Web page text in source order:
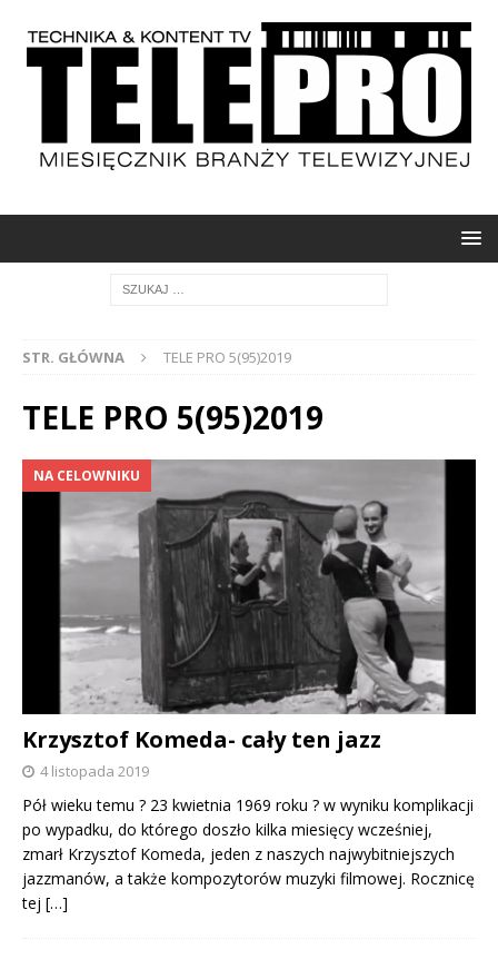
STR. GŁÓWNA TELE PRO 5(95)2019
TELE PRO 5(95)2019
NA CELOWNIKU
Krzysztof Komeda- cały ten jazz
4 listopada 2019
Pół wieku temu ? 23 kwietnia 1969 roku ? w wyniku komplikacji
po wypadku, do którego doszło kilka miesięcy wcześniej,
zmarł Krzysztof Komeda, jeden z naszych najwybitniejszych
jazzmanów, a także kompozytorów muzyki filmowej. Rocznicę
tej […]